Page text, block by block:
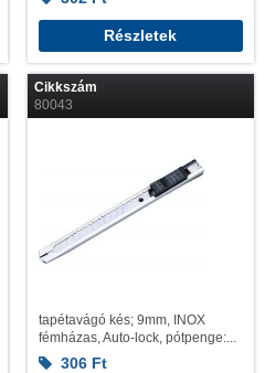
Részletek
Cikkszám
80043
tapétavágó kés; 9mm, INOX
fémházas, Auto-lock, pótpenge:...
306 Ft